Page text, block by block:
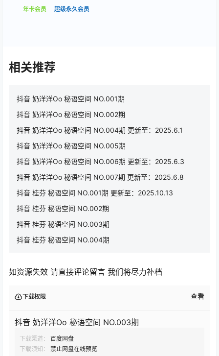
年卡会员
超级永久会员
相关推荐
抖音 奶洋洋Oo 秘语空间 NO.001期
抖音 奶洋洋Oo 秘语空间 NO.002期
抖音 奶洋洋Oo 秘语空间 NO.004期 更新至：2025.6.1
抖音 奶洋洋Oo 秘语空间 NO.005期
抖音 奶洋洋Oo 秘语空间 NO.006期 更新至：2025.6.3
抖音 奶洋洋Oo 秘语空间 NO.007期 更新至：2025.6.8
抖音 桂芬 秘语空间 NO.001期 更新至：2025.10.13
抖音 桂芬 秘语空间 NO.002期
抖音 桂芬 秘语空间 NO.003期
抖音 桂芬 秘语空间 NO.004期
如资源失效 请直接评论留言 我们将尽力补档
下载权限 查看
抖音 奶洋洋Oo 秘语空间 NO.003期
下载渠道：
百度网盘
下载须知：
禁止网盘在线预览